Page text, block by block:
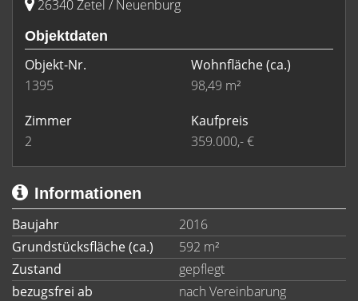
26340 Zetel / Neuenburg
Objektdaten
Objekt-Nr.
1395
Wohnfläche(ca.)
98,49 m²
Zimmer
2
Kaufpreis
359.000,- €
Informationen
Baujahr
2016
Grundstücksfläche (ca.)
592 m²
Zustand
gepflegt
bezugsfrei ab
nach Vereinbarung